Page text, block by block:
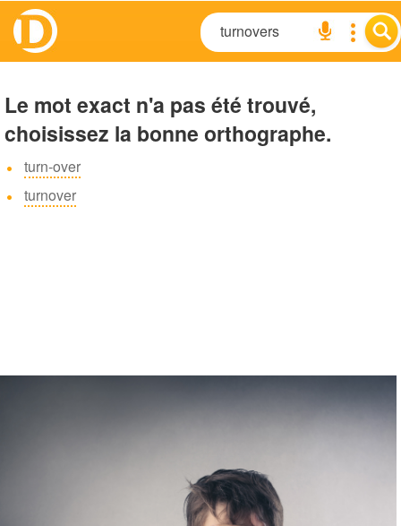
Le mot exact n'a pas été trouvé,
choisissez la bonne orthographe.
turn-over
turnover